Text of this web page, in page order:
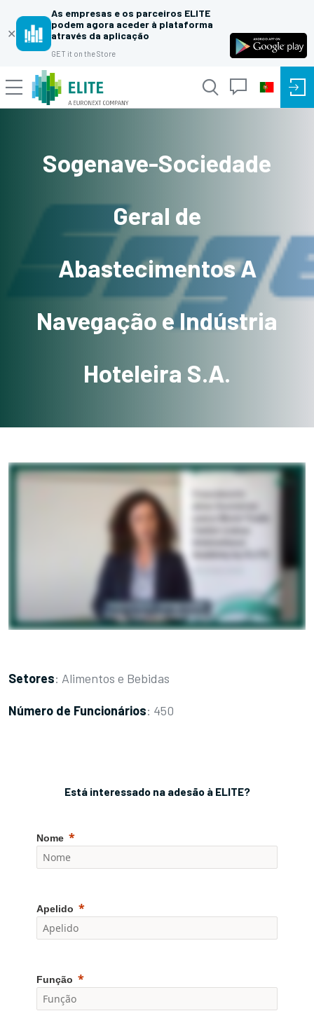
✕
As empresas e os parceiros ELITE
podem agora aceder à plataforma
através da aplicação
GET it on the Store
Sogenave-Sociedade
Geral de
Abastecimentos A
Navegação e Indústria
Hoteleira S.A.
Setores: Alimentos e Bebidas
Número de Funcionários: 450
Está interessado na adesão à ELITE?
Nome
Apelido
Função